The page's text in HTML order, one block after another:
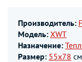
Производитель:
Модель: XWT
Назначение:
Размер: 55х78 см